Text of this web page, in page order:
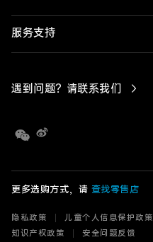
一加 Ace 6 至尊版
一加 Turbo 6
一加 Turbo 6V
一加 Ace 6
一加平板 2 Pro
一加平板 2 智能触控键盘
一加智能手写笔 2
一加 Buds Ace 3
了解一加
HydrogenOS
云服务
欢太
服务支持
进网许可标志呈现
服务中心
更多选购方式，请 查找零售店
遇到问题？请联系我们
隐私政策 儿童个人信息保护政策
知识产权政策
安全问题反馈